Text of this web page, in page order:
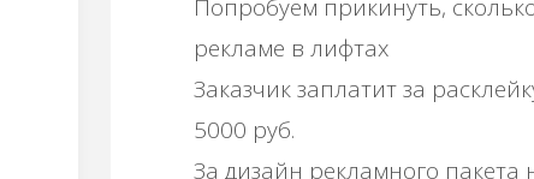
Попробуем прикинуть,
рекламе в лифтах
Заказчик заплатит за
5000 руб.
За дизайн рекламного пакета